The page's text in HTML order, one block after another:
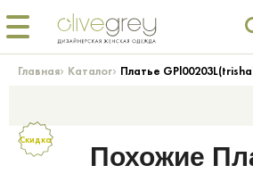
Главная› Каталог› Платье
Скидка
Похожие